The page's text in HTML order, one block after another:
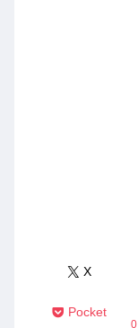
X
Pocket
0